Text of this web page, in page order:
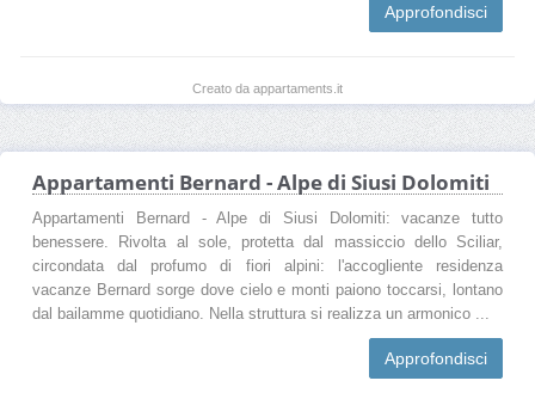
Approfondisci
Creato da appartaments.it
Appartamenti Bernard - Alpe di Siusi Dolomiti
Appartamenti Bernard - Alpe di Siusi Dolomiti: vacanze tutto
benessere. Rivolta al sole, protetta dal massiccio dello Sciliar,
circondata dal profumo di fiori alpini: l'accogliente residenza
vacanze Bernard sorge dove cielo e monti paiono toccarsi, lontano
dal bailamme quotidiano. Nella struttura si realizza un armonico ...
Approfondisci